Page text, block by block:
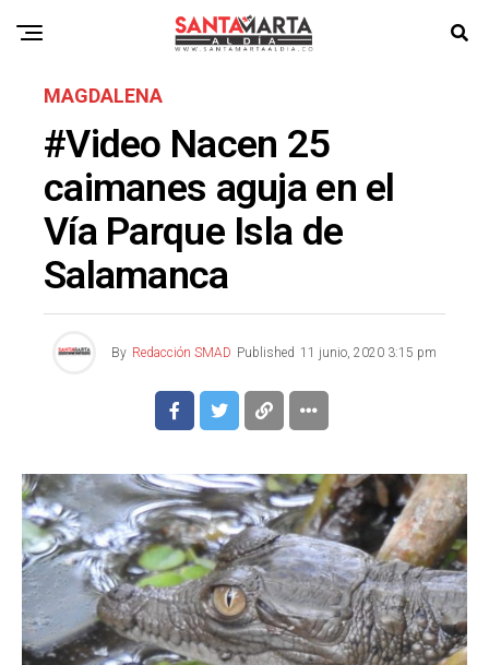
MAGDALENA
#Video Nacen 25
caimanes aguja en el
Vía Parque Isla de
Salamanca
By Redacción SMAD Published 11 junio, 2020 3:15 pm